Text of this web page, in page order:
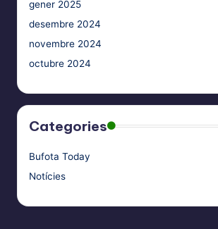
gener 2025
desembre 2024
novembre 2024
octubre 2024
Categories
Bufota Today
Notícies